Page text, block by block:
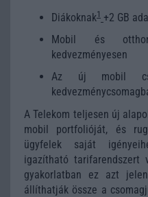
Diákoknak1 +2 GB
Mobil és
kedvezményesen
Az új mobil
A Telekom teljesen új
mobil portfolióját, és
ügyfelek saját
igazítható
gyakorlatban ez azt
állíthatják össze a